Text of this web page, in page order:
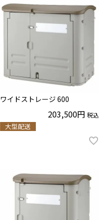
ワイドストレージ 600
203,500 税込
大型配送